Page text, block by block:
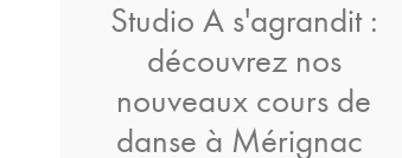
Studio A s'agrandit :
découvrez nos
nouveaux cours de
danse à Mérignac